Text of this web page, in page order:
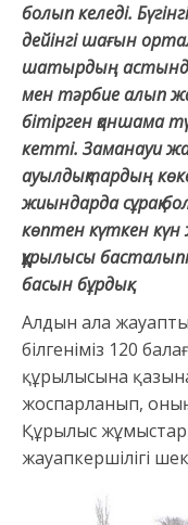
болып келеді.
дейінгі шағын
шатырдың
мен тәрбие алып
бітірген қаншама
кетті. Заманауи
ауылдықтардың
жиындарда сұрақ
көптен күткен
құрылысы
басын бұрдық.
Алдын ала
білгеніміз 120
құрылысына
жоспарланып, оның
Құрылыс
жауапкершілігі